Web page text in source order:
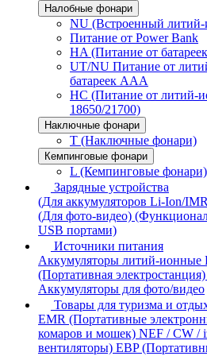
Налобные фонари
NU (Встроенный
Питание от Power Bank
HA (Питание от
UT/NU Питание от
батареек AAA
HC (Питание от литий-
18650/21700)
Наключные фонари
T (Наключные фонари)
Кемпинговые фонари
L (Кемпинговые фонари)
Зарядные устройства
(Для аккумуляторов Li-Ion/
(Для фото-видео)
USB портами)
Источники питания
Аккумуляторы литий-ионные
(Портативная электростанция)
Аккумуляторы для фото/видео
Товары для туризма и
EMR (Портативные
комаров и мошек) NEF / CW /
вентиляторы) EBP